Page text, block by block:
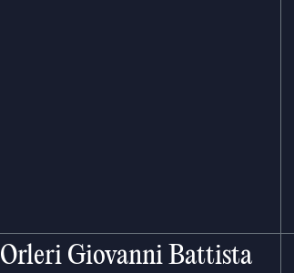
Orleri Giovanni Battista